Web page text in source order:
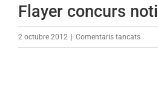
Flayer concurs noti
2 octubre 2012 Comentaris tancatsa